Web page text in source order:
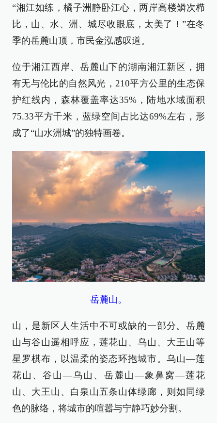
“湘江如练，橘子洲静卧江心，两岸高楼鳞次栉
比，山、水、洲、城尽收眼底，太美了！”在冬
季的岳麓山顶，市民金泓感叹道。
位于湘江西岸、岳麓山下的湖南湘江新区，拥
有无与伦比的自然风光，210平方公里的生态保
护红线内，森林覆盖率达35%，陆地水域面积
75.33平方千米，蓝绿空间占比达69%左右，形
成了“山水洲城”的独特画卷。
岳麓山。
山，是新区人生活中不可或缺的一部分。岳麓
山与谷山遥相呼应，莲花山、乌山、大王山等
星罗棋布，以温柔的姿态环抱城市。乌山—莲
花山、谷山—乌山、岳麓山—象鼻窝—莲花
山、大王山、白泉山五条山体绿廊，则如同绿
色的脉络，将城市的喧嚣与宁静巧妙分割。